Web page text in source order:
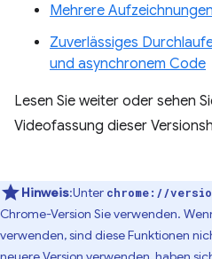
Mehrere
Zuverlässiges
und asynchronem Code
Lesen Sie weiter oder sehen
Videofassung dieser
Hinweis:Unter chrome://
Chrome-Version Sie verwenden.
verwenden, sind diese Funktionen